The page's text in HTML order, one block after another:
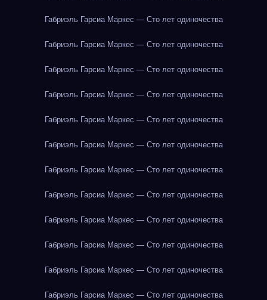
Габриэль Гарсиа Маркес — Сто лет одиночества
Габриэль Гарсиа Маркес — Сто лет одиночества
Габриэль Гарсиа Маркес — Сто лет одиночества
Габриэль Гарсиа Маркес — Сто лет одиночества
Габриэль Гарсиа Маркес — Сто лет одиночества
Габриэль Гарсиа Маркес — Сто лет одиночества
Габриэль Гарсиа Маркес — Сто лет одиночества
Габриэль Гарсиа Маркес — Сто лет одиночества
Габриэль Гарсиа Маркес — Сто лет одиночества
Габриэль Гарсиа Маркес — Сто лет одиночества
Габриэль Гарсиа Маркес — Сто лет одиночества
Габриэль Гарсиа Маркес — Сто лет одиночества